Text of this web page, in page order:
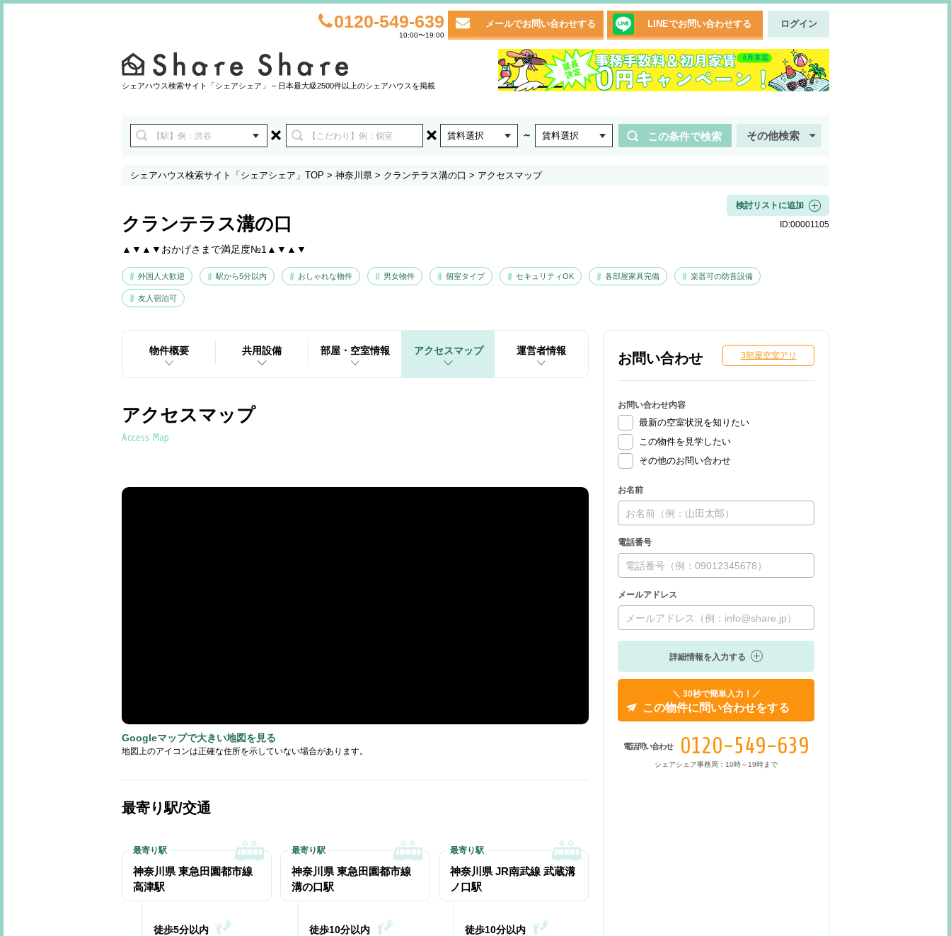
0120-549-639
10:00〜19:00
メールでお問い合わせする LINEでお問い合わせする ログイン
シェアハウス検索サイト「シェアシェア」 − 日本最大級2500件以上のシェアハウスを掲載
賃料選択 ～ 賃料選択 この条件で検索 その他検索
シェアハウス検索サイト「シェアシェア」TOP > 神奈川県 > クランテラス溝の口 > アクセスマップ
クランテラス溝の口
▲▼▲▼おかげさまで満足度№1▲▼▲▼
外国人大歓迎 駅から5分以内 おしゃれな物件 男女物件 個室タイプ セキュリティOK 各部屋家具完備 楽器可の防音設備
友人宿泊可
検討リストに追加
ID:00001105
物件概要 共用設備 部屋・空室情報 アクセスマップ 運営者情報
アクセスマップ
Access Map
Googleマップで大きい地図を見る
地図上のアイコンは正確な住所を示していない場合があります。
最寄り駅/交通
神奈川県 東急田園都市線
高津駅
神奈川県 東急田園都市線
溝の口駅
神奈川県 JR南武線 武蔵溝
ノ口駅
徒歩5分以内 徒歩10分以内 徒歩10分以内
お問い合わせ 3部屋空室アリ
お問い合わせ内容
最新の空室状況を知りたい
この物件を見学したい
その他のお問い合わせ
お名前
電話番号
メールアドレス
詳細情報を入力する
＼ 30秒で簡単入力！／
この物件に問い合わせをする
電話問い合わせ 0120-549-639
シェアシェア事務局：10時～19時まで